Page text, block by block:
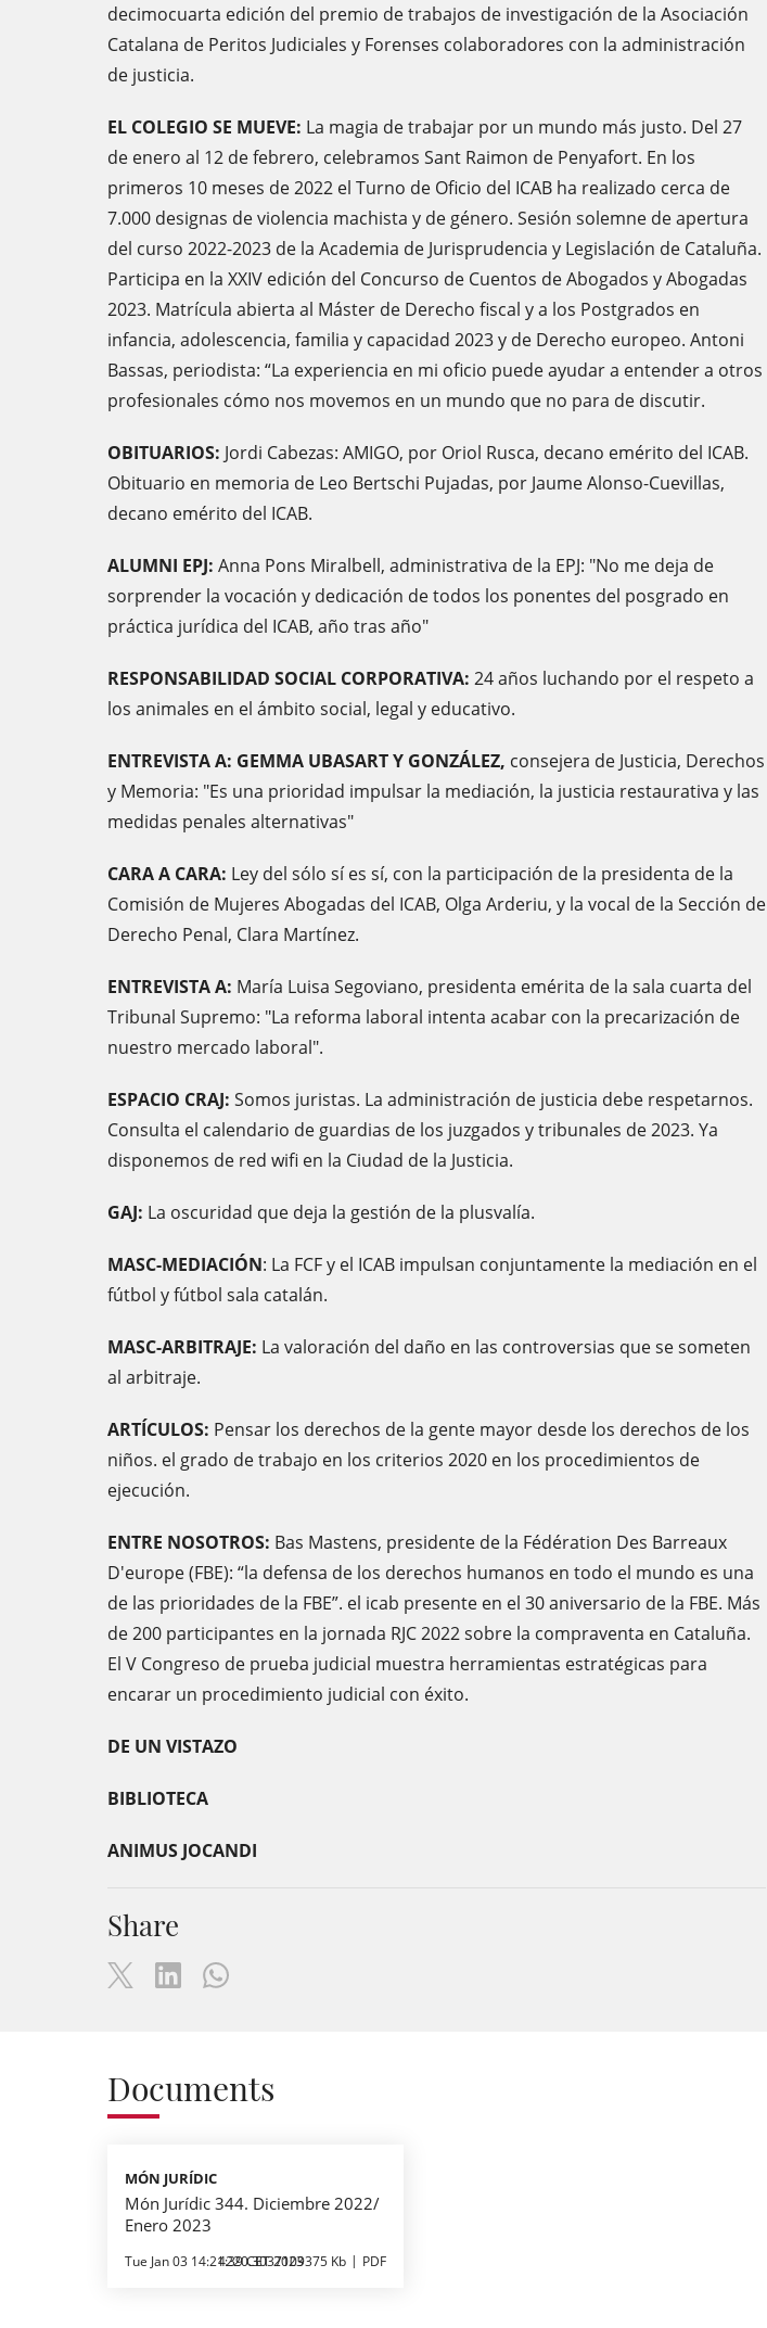
decimocuarta edición del premio de trabajos de investigación de la Asociación
Catalana de Peritos Judiciales y Forenses colaboradores con la administración
de justicia.
EL COLEGIO SE MUEVE: La magia de trabajar por un mundo más justo. Del 27
de enero al 12 de febrero, celebramos Sant Raimon de Penyafort. En los
primeros 10 meses de 2022 el Turno de Oficio del ICAB ha realizado cerca de
7.000 designas de violencia machista y de género. Sesión solemne de apertura
del curso 2022-2023 de la Academia de Jurisprudencia y Legislación de Cataluña.
Participa en la XXIV edición del Concurso de Cuentos de Abogados y Abogadas
2023. Matrícula abierta al Máster de Derecho fiscal y a los Postgrados en
infancia, adolescencia, familia y capacidad 2023 y de Derecho europeo. Antoni
Bassas, periodista: “La experiencia en mi oficio puede ayudar a entender a otros
profesionales cómo nos movemos en un mundo que no para de discutir.
OBITUARIOS: Jordi Cabezas: AMIGO, por Oriol Rusca, decano emérito del ICAB.
Obituario en memoria de Leo Bertschi Pujadas, por Jaume Alonso-Cuevillas,
decano emérito del ICAB.
ALUMNI EPJ: Anna Pons Miralbell, administrativa de la EPJ: "No me deja de
sorprender la vocación y dedicación de todos los ponentes del posgrado en
práctica jurídica del ICAB, año tras año"
RESPONSABILIDAD SOCIAL CORPORATIVA: 24 años luchando por el respeto a
los animales en el ámbito social, legal y educativo.
ENTREVISTA A: GEMMA UBASART Y GONZÁLEZ, consejera de Justicia, Derechos
y Memoria: "Es una prioridad impulsar la mediación, la justicia restaurativa y las
medidas penales alternativas"
CARA A CARA: Ley del sólo sí es sí, con la participación de la presidenta de la
Comisión de Mujeres Abogadas del ICAB, Olga Arderiu, y la vocal de la Sección de
Derecho Penal, Clara Martínez.
ENTREVISTA A: María Luisa Segoviano, presidenta emérita de la sala cuarta del
Tribunal Supremo: "La reforma laboral intenta acabar con la precarización de
nuestro mercado laboral".
ESPACIO CRAJ: Somos juristas. La administración de justicia debe respetarnos.
Consulta el calendario de guardias de los juzgados y tribunales de 2023. Ya
disponemos de red wifi en la Ciudad de la Justicia.
GAJ: La oscuridad que deja la gestión de la plusvalía.
MASC-MEDIACIÓN: La FCF y el ICAB impulsan conjuntamente la mediación en el
fútbol y fútbol sala catalán.
MASC-ARBITRAJE: La valoración del daño en las controversias que se someten
al arbitraje.
ARTÍCULOS: Pensar los derechos de la gente mayor desde los derechos de los
niños. el grado de trabajo en los criterios 2020 en los procedimientos de
ejecución.
ENTRE NOSOTROS: Bas Mastens, presidente de la Fédération Des Barreaux
D'europe (FBE): “la defensa de los derechos humanos en todo el mundo es una
de las prioridades de la FBE”. el icab presente en el 30 aniversario de la FBE. Más
de 200 participantes en la jornada RJC 2022 sobre la compraventa en Cataluña.
El V Congreso de prueba judicial muestra herramientas estratégicas para
encarar un procedimiento judicial con éxito.
DE UN VISTAZO
BIBLIOTECA
ANIMUS JOCANDI
Share
Documents
MÓN JURÍDIC
Món Jurídic 344. Diciembre 2022/
Enero 2023
Tue Jan 03 14:21:39 CET 2023
4220.3037109375 Kb PDF